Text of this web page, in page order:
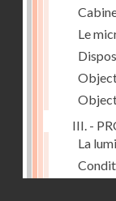
Le
III. -
La